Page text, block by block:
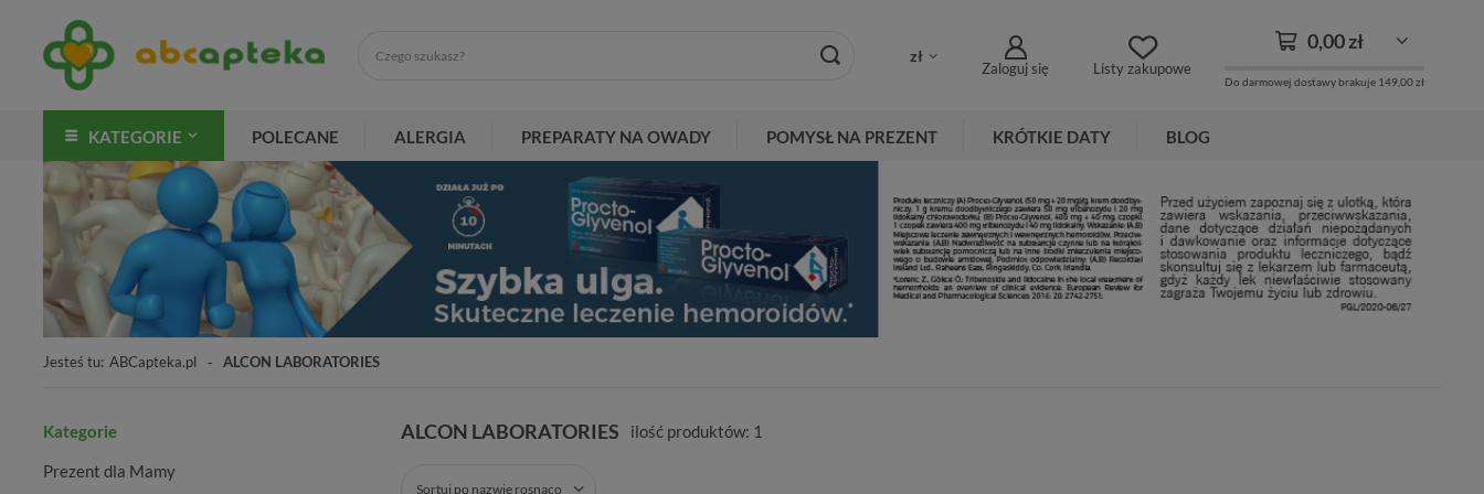
zł
Zaloguj się Listy zakupowe
0,00 zł
Do darmowej dostawy brakuje 149,00 zł
KATEGORIE POLECANE ALERGIA PREPARATY NA OWADY POMYSŁ NA PREZENT KRÓTKIE DATY BLOG
Jesteś tu: ABCapteka.pl ALCON LABORATORIES
Kategorie
Prezent dla Mamy
ALCON LABORATORIES ilość produktów: 1
Sortuj po nazwie rosnąco